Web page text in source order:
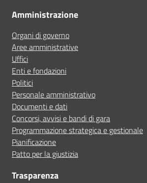
Amministrazione
Organi di governo
Aree amministrative
Uffici
Enti e fondazioni
Politici
Personale amministrativo
Documenti e dati
Concorsi, avvisi e bandi di gara
Programmazione strategica e gestionale
Pianificazione
Patto per la giustizia
Trasparenza